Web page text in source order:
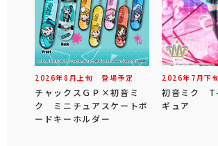
2026年8 月 上旬 登場予定
チャックスＧＰ×初音ミ
ク ミニチュアスケートボ
ードキーホルダー
2026年 7 月下
初音ミク
ギュア